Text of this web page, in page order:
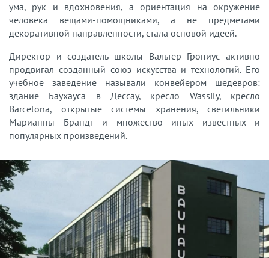
ума, рук и вдохновения, а ориентация на окружение
человека вещами-помощниками, а не предметами
декоративной направленности, стала основой идеей.
Директор и создатель школы Вальтер Гропиус активно
продвигал созданный союз искусства и технологий. Его
учебное заведение называли конвейером шедевров:
здание Баухауса в Дессау, кресло Wassily, кресло
Barcelona, открытые системы хранения, светильники
Марианны Брандт и множество иных известных и
популярных произведений.